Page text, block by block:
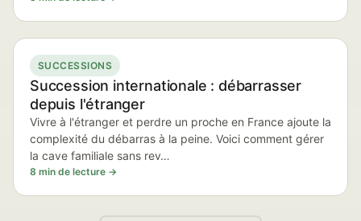
SUCCESSIONS
Succession internationale : débarrasser
depuis l'étranger
Vivre à l'étranger et perdre un proche en France ajoute la
complexité du débarras à la peine. Voici comment gérer
la cave familiale sans rev…
8 min de lecture →